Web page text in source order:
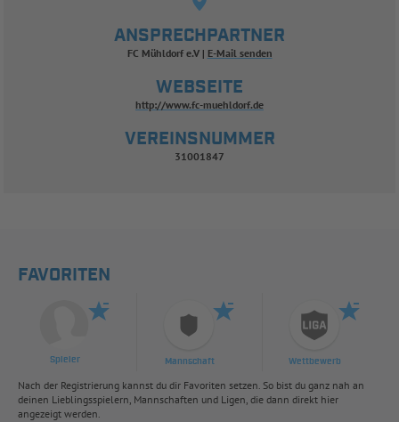
ANSPRECHPARTNER
FC Mühldorf e.V E-Mail senden
WEBSEITE
http://www.fc-muehldorf.de
VEREINSNUMMER
31001847
FAVORITEN
Spieler Mannschaft Wettbewerb
Nach der Registrierung kannst du dir Favoriten setzen. So bist du ganz nah an
deinen Lieblingsspielern, Mannschaften und Ligen, die dann direkt hier
angezeigt werden.